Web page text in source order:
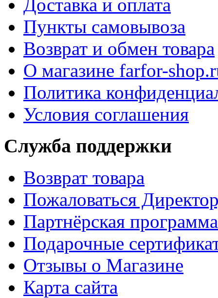
Доставка и оплата
Пункты самовывоза
Возврат и обмен товара
О магазине farfor-
Политика
Условия соглашения
Служба поддержки
Возврат товара
Пожаловаться
Партнёрская программа
Подарочные
Отзывы о Магазине
Карта сайта